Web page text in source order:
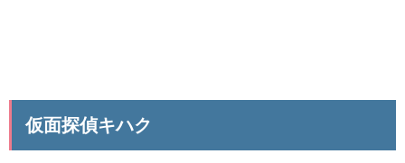
仮面探偵キハク